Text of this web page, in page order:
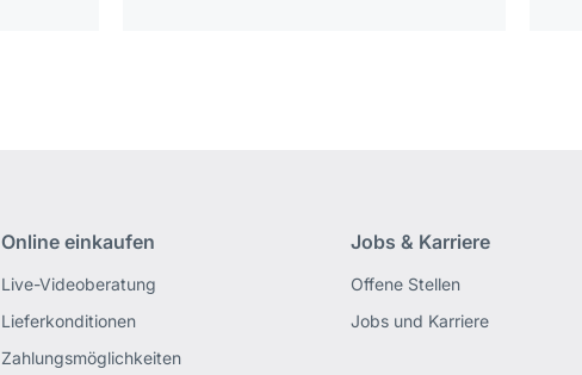
Online einkaufen
Live-Videoberatung
Lieferkonditionen
Zahlungsmöglichkeiten
Jobs & Karriere
Offene Stellen
Jobs und Karriere